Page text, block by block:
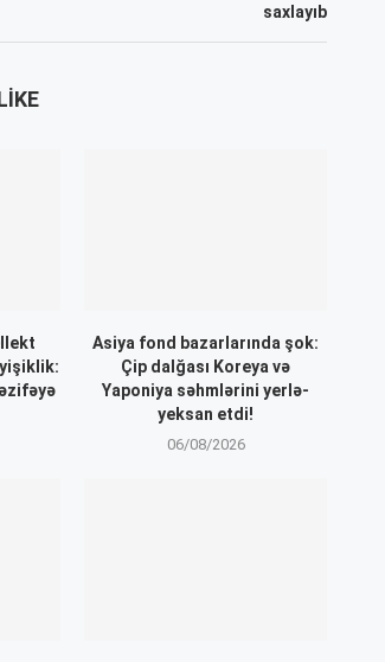
saxlayıb
Asiya fond bazarlarında şok:
Çip dalğası Koreya və
Yaponiya səhmlərini yerlə-
yeksan etdi!
06/08/2026